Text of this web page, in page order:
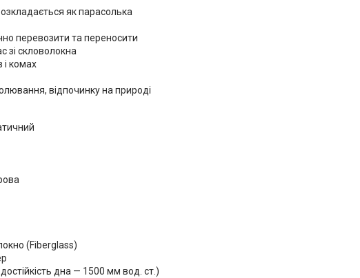
як парасолька
перевозити та переносити
зі скловолокна
і комах
відпочинку на природі
(Fiberglass)
дна — 1500 мм вод. ст.)